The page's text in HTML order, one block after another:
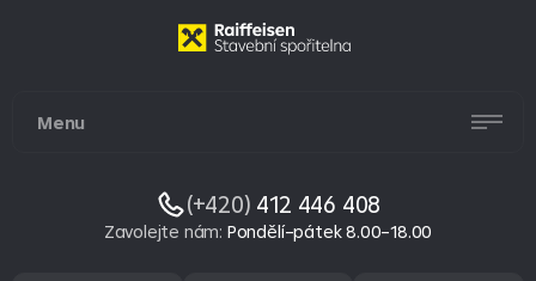
Menu
(+420) 412 446 408
Zavolejte nám: Pondělí–pátek 8.00–18.00